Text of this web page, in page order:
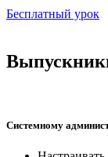
Бесплатный урок
Системному